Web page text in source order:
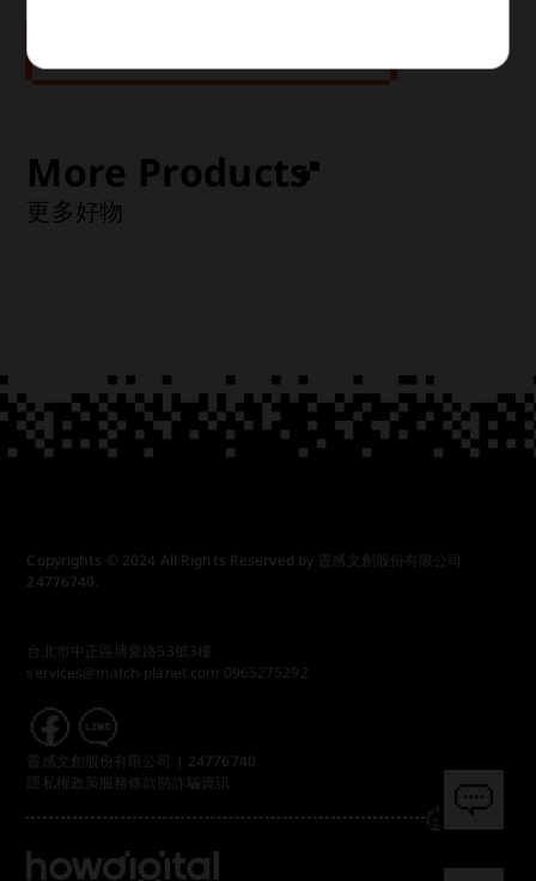
More Products
更多好物
Copyrights © 2024 All Rights Reserved by 靈感文創股份有限公司
24776740.
台北市中正區博愛路53號3樓
services@match-planet.com 0965275292
靈感文創股份有限公司 | 24776740
隱私權政策 服務條款 防詐騙資訊